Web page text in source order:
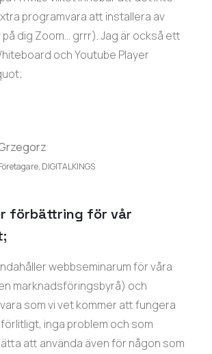
programvara att installera av
dig Zoom... grrr). Jag är också ett
och Youtube Player
DIGITALKINGS
förbättring för vår
webbseminarum för våra
marknadsföringsbyrå) och
som vi vet kommer att fungera
inga problem och som
att använda även för någon som